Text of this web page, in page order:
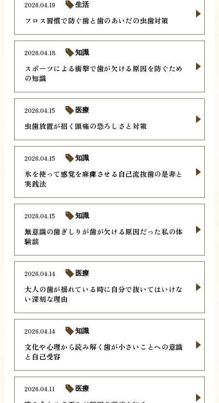
フロス習慣で防ぐ歯と歯のあいだの虫歯対策
2026.04.19 生活
スポーツによる衝撃で歯が欠ける原因を防ぐため
の知識
2026.04.18 知識
虫歯放置が招く頭痛の恐ろしさと対策
2026.04.15 医療
氷を使って感覚を麻痺させる自己流抜歯の是非と
実践法
2026.04.15 知識
無意識の歯ぎしりが歯が欠ける原因だった私の体
験談
2026.04.15 知識
大人の歯が揺れている時に自分で抜いてはいけな
い深刻な理由
2026.04.14 医療
文化や心理から読み解く歯が小さいことへの意識
と自己受容
2026.04.14 知識
2026.04.11 医療